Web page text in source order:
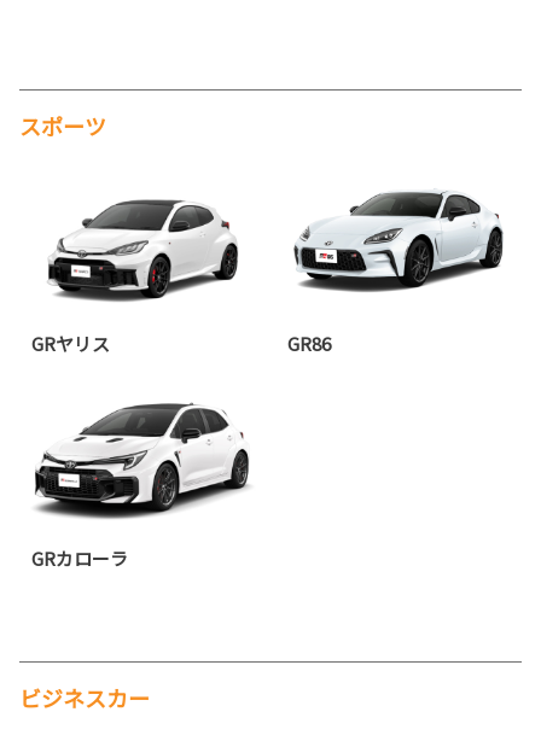
スポーツ
GRヤリス GR86
GRカローラ
ビジネスカー